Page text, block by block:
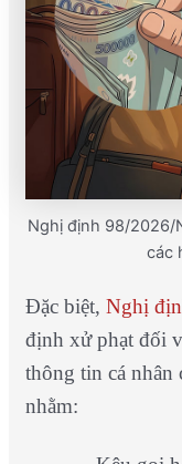
Nghị định 98/2026/
các
Đặc biệt, Nghị
định xử phạt đối
thông tin cá nhân
nhằm: